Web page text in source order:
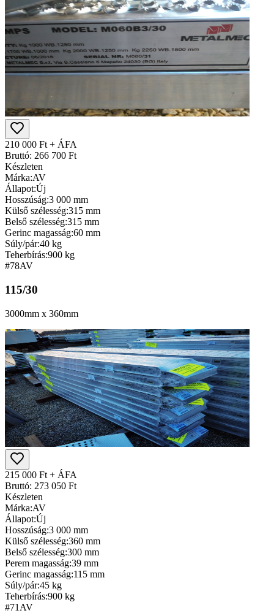
210 000 Ft + ÁFA
Bruttó: 266 700 Ft
Készleten
Márka:AV
Állapot:Új
Hosszúság:3 000 mm
Külső szélesség:315 mm
Belső szélesség:315 mm
Gerinc magasság:60 mm
Súly/pár:40 kg
Teherbírás:900 kg
#78AV
115/30
3000mm x 360mm
215 000 Ft + ÁFA
Bruttó: 273 050 Ft
Készleten
Márka:AV
Állapot:Új
Hosszúság:3 000 mm
Külső szélesség:360 mm
Belső szélesség:300 mm
Perem magasság:39 mm
Gerinc magasság:115 mm
Súly/pár:45 kg
Teherbírás:900 kg
#71 AV